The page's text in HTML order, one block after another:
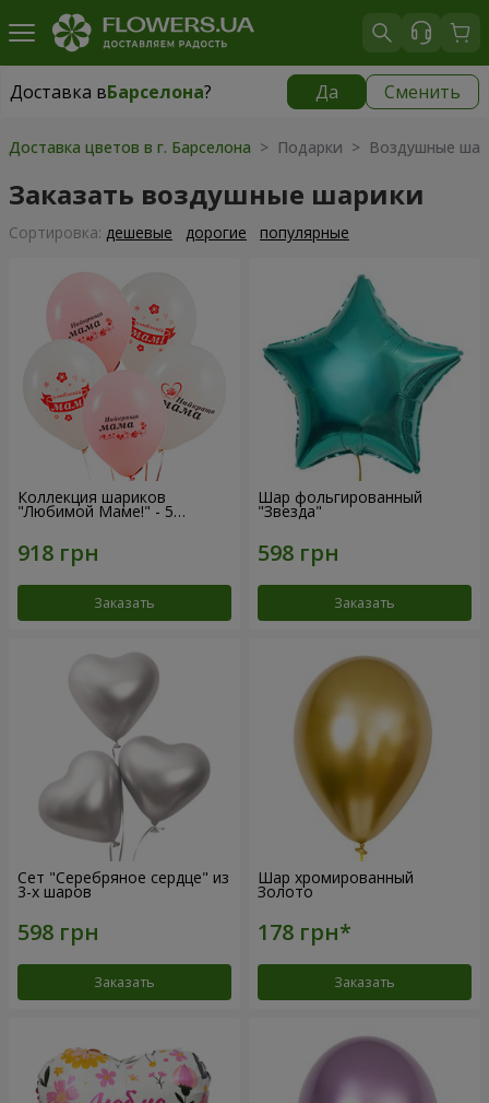
Доставка вБарселона? Да Сменить
Доставка вБарселона|
Доставка цветов в г. Барселона > Подарки > Воздушные
Заказать воздушные шарики
Cортировка: дешевые дорогие популярные
Коллекция шариков
"Любимой Маме!" - 5
Заказать
Шар фольгированный
"Звезда"
Заказать
Сет "Серебряное сердце" из
3-х шаров
Заказать
Шар хромированный
Золото
Заказать